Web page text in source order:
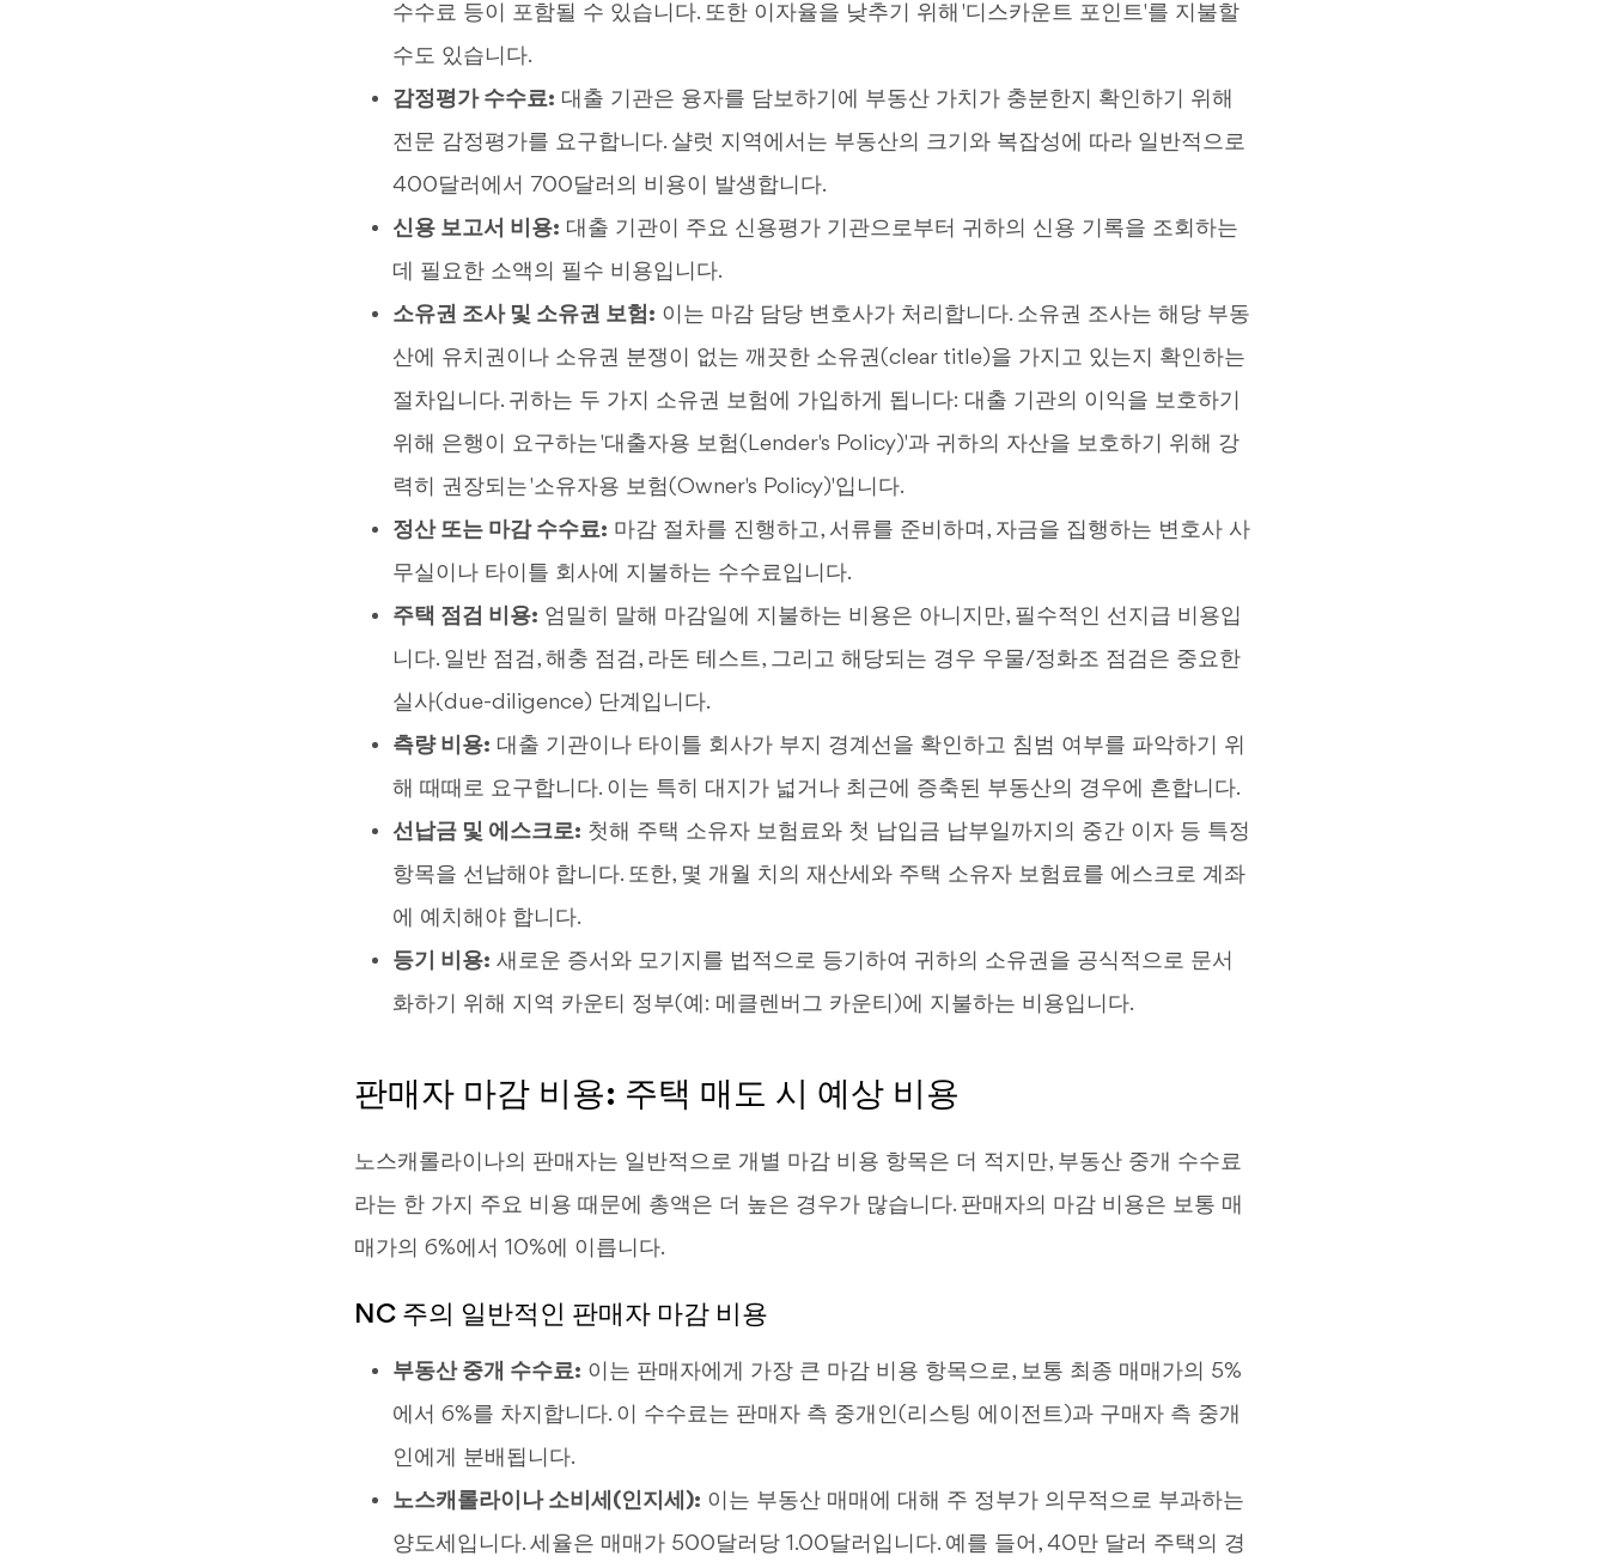
수수료 등이 포함될 수 있습니다. 또한 이자율을 낮추기 위해 '디스카운트 포인트'를 지불할
수도 있습니다.
감정평가 수수료: 대출 기관은 융자를 담보하기에 부동산 가치가 충분한지 확인하기 위해
전문 감정평가를 요구합니다. 샬럿 지역에서는 부동산의 크기와 복잡성에 따라 일반적으로
400달러에서 700달러의 비용이 발생합니다.
신용 보고서 비용: 대출 기관이 주요 신용평가 기관으로부터 귀하의 신용 기록을 조회하는
데 필요한 소액의 필수 비용입니다.
소유권 조사 및 소유권 보험: 이는 마감 담당 변호사가 처리합니다. 소유권 조사는 해당 부동
산에 유치권이나 소유권 분쟁이 없는 깨끗한 소유권(clear title)을 가지고 있는지 확인하는
절차입니다. 귀하는 두 가지 소유권 보험에 가입하게 됩니다: 대출 기관의 이익을 보호하기
위해 은행이 요구하는 '대출자용 보험(Lender's Policy)'과 귀하의 자산을 보호하기 위해 강
력히 권장되는 '소유자용 보험(Owner's Policy)'입니다.
정산 또는 마감 수수료: 마감 절차를 진행하고, 서류를 준비하며, 자금을 집행하는 변호사 사
무실이나 타이틀 회사에 지불하는 수수료입니다.
주택 점검 비용: 엄밀히 말해 마감일에 지불하는 비용은 아니지만, 필수적인 선지급 비용입
니다. 일반 점검, 해충 점검, 라돈 테스트, 그리고 해당되는 경우 우물/정화조 점검은 중요한
실사(due-diligence) 단계입니다.
측량 비용: 대출 기관이나 타이틀 회사가 부지 경계선을 확인하고 침범 여부를 파악하기 위
해 때때로 요구합니다. 이는 특히 대지가 넓거나 최근에 증축된 부동산의 경우에 흔합니다.
선납금 및 에스크로: 첫해 주택 소유자 보험료와 첫 납입금 납부일까지의 중간 이자 등 특정
항목을 선납해야 합니다. 또한, 몇 개월 치의 재산세와 주택 소유자 보험료를 에스크로 계좌
에 예치해야 합니다.
등기 비용: 새로운 증서와 모기지를 법적으로 등기하여 귀하의 소유권을 공식적으로 문서
화하기 위해 지역 카운티 정부(예: 메클렌버그 카운티)에 지불하는 비용입니다.
판매자 마감 비용: 주택 매도 시 예상 비용
노스캐롤라이나의 판매자는 일반적으로 개별 마감 비용 항목은 더 적지만, 부동산 중개 수수료
라는 한 가지 주요 비용 때문에 총액은 더 높은 경우가 많습니다. 판매자의 마감 비용은 보통 매
매가의 6%에서 10%에 이릅니다.
NC 주의 일반적인 판매자 마감 비용
부동산 중개 수수료: 이는 판매자에게 가장 큰 마감 비용 항목으로, 보통 최종 매매가의 5%
에서 6%를 차지합니다. 이 수수료는 판매자 측 중개인(리스팅 에이전트)과 구매자 측 중개
인에게 분배됩니다.
노스캐롤라이나 소비세(인지세): 이는 부동산 매매에 대해 주 정부가 의무적으로 부과하는
양도세입니다. 세율은 매매가 500달러당 1.00달러입니다. 예를 들어, 40만 달러 주택의 경